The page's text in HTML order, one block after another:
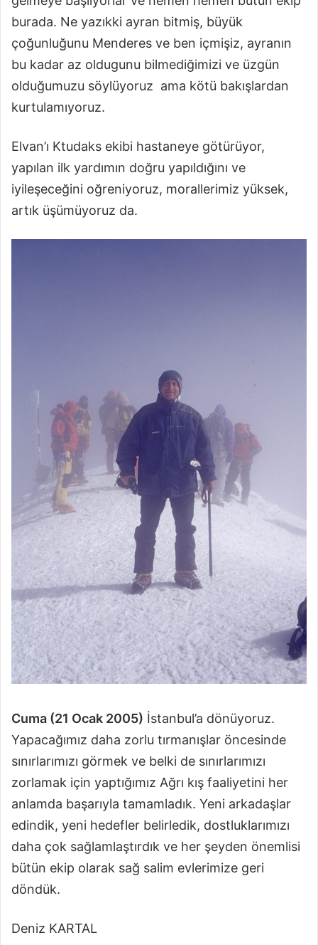
burada. Ne yazıkki ayran bitmiş, büyük
çoğunluğunu Menderes ve ben içmişiz, ayranın
bu kadar az oldugunu bilmediğimizi ve üzgün
olduğumuzu söylüyoruz ama kötü bakışlardan
kurtulamıyoruz.
Elvan’ı Ktudaks ekibi hastaneye götürüyor,
yapılan ilk yardımın doğru yapıldığını ve
iyileşeceğini oğreniyoruz, morallerimiz yüksek,
artık üşümüyoruz da.
Cuma (21 Ocak 2005) İstanbul’a dönüyoruz.
Yapacağımız daha zorlu tırmanışlar öncesinde
sınırlarımızı görmek ve belki de sınırlarımızı
zorlamak için yaptığımız Ağrı kış faaliyetini her
anlamda başarıyla tamamladık. Yeni arkadaşlar
edindik, yeni hedefler belirledik, dostluklarımızı
daha çok sağlamlaştırdık ve her şeyden önemlisi
bütün ekip olarak sağ salim evlerimize geri
döndük.
Deniz KARTAL